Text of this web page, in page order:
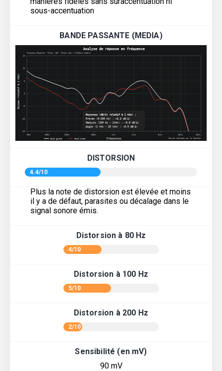
sous-accentuation
BANDE PASSANTE (MEDIA)
DISTORSION
4.4/10
Plus la note de distorsion est élevée et moins
il y a de défaut, parasites ou décalage dans le
signal sonore émis.
Distorsion à 80 Hz
4/10
Distorsion à 100 Hz
5/10
Distorsion à 200 Hz
2/10
Sensibilité (en mV)
90 mV